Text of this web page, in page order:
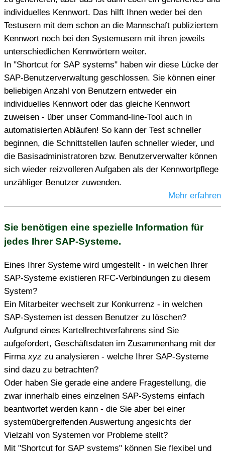
individuelles Kennwort. Das hilft Ihnen weder bei den
Testusern mit dem schon an die Mannschaft publiziertem
Kennwort noch bei den Systemusern mit ihren jeweils
unterschiedlichen Kennwörtern weiter.
In "Shortcut for SAP systems" haben wir diese Lücke der
SAP-Benutzerverwaltung geschlossen. Sie können einer
beliebigen Anzahl von Benutzern entweder ein
individuelles Kennwort oder das gleiche Kennwort
zuweisen - über unser Command-line-Tool auch in
automatisierten Abläufen! So kann der Test schneller
beginnen, die Schnittstellen laufen schneller wieder, und
die Basisadministratoren bzw. Benutzerverwalter können
sich wieder reizvolleren Aufgaben als der Kennwortpflege
unzähliger Benutzer zuwenden.
Mehr erfahren
Sie benötigen eine spezielle Information für
jedes Ihrer SAP-Systeme.
Eines Ihrer Systeme wird umgestellt - in welchen Ihrer
SAP-Systeme existieren RFC-Verbindungen zu diesem
System?
Ein Mitarbeiter wechselt zur Konkurrenz - in welchen
SAP-Systemen ist dessen Benutzer zu löschen?
Aufgrund eines Kartellrechtverfahrens sind Sie
aufgefordert, Geschäftsdaten im Zusammenhang mit der
Firma xyz zu analysieren - welche Ihrer SAP-Systeme
sind dazu zu betrachten?
Oder haben Sie gerade eine andere Fragestellung, die
zwar innerhalb eines einzelnen SAP-Systems einfach
beantwortet werden kann - die Sie aber bei einer
systemübergreifenden Auswertung angesichts der
Vielzahl von Systemen vor Probleme stellt?
Mit "Shortcut for SAP systems" können Sie flexibel und